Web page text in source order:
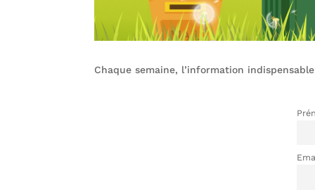
Chaque semaine, l’information